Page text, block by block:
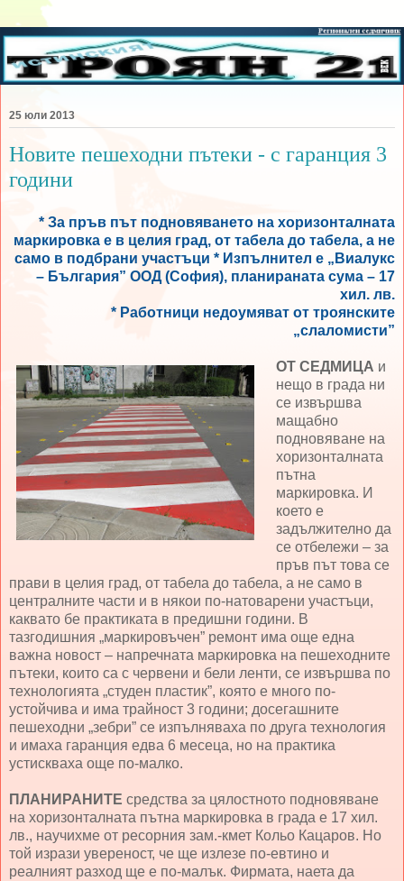
25 юли 2013
Новите пешеходни пътеки - с гаранция 3
години
* За пръв път подновяването на хоризонталната
маркировка е в целия град, от табела до табела, а не
само в подбрани участъци * Изпълнител е „Виалукс
– България” ООД (София), планираната сума – 17
хил. лв.
* Работници недоумяват от троянските
„слаломисти”
ОТ СЕДМИЦА и
нещо в града ни
се извършва
мащабно
подновяване на
хоризонталната
пътна
маркировка. И
което е
задължително да
се отбележи – за
пръв път това се
прави в целия град, от табела до табела, а не само в
централните части и в някои по-натоварени участъци,
каквато бе практиката в предишни години. В
тазгодишния „маркировъчен” ремонт има още една
важна новост – напречната маркировка на пешеходните
пътеки, които са с червени и бели ленти, се извършва по
технологията „студен пластик”, която е много по-
устойчива и има трайност 3 години; досегашните
пешеходни „зебри” се изпълняваха по друга технология
и имаха гаранция едва 6 месеца, но на практика
устискваха още по-малко.
ПЛАНИРАНИТЕ средства за цялостното подновяване
на хоризонталната пътна маркировка в града е 17 хил.
лв., научихме от ресорния зам.-кмет Кольо Кацаров. Но
той изрази увереност, че ще излезе по-евтино и
реалният разход ще е по-малък. Фирмата, наета да